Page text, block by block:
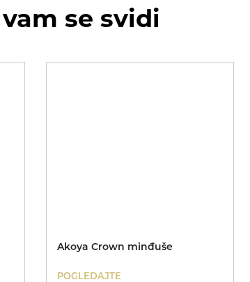
se svidi
Akoya Crown minđuše
POGLEDAJTE